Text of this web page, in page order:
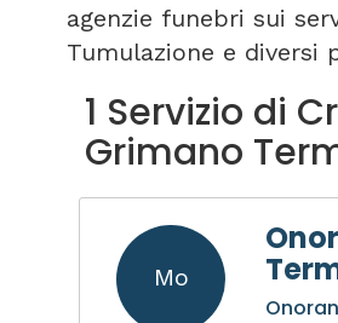
agenzie funebri sui
Tumulazione e diversi
1 Servizio di
Grimano
Mo